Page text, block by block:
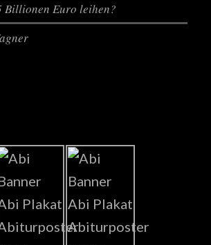
Billionen Euro leihen?